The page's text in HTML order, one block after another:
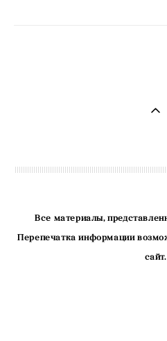
Все материалы,
Перепечатка информации
сайт.